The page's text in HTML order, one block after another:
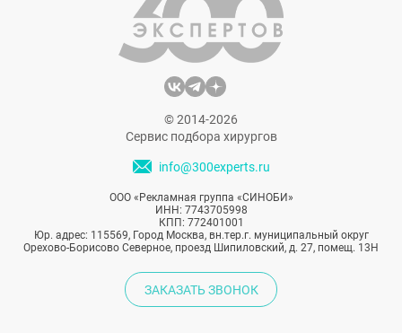
© 2014-2026
Сервис подбора хирургов
info@300experts.ru
ООО «Рекламная группа «СИНОБИ»
ИНН: 7743705998
КПП: 772401001
Юр. адрес: 115569, Город Москва, вн.тер.г. муниципальный округ
Орехово-Борисово Северное, проезд Шипиловский, д. 27, помещ. 13Н
ЗАКАЗАТЬ ЗВОНОК